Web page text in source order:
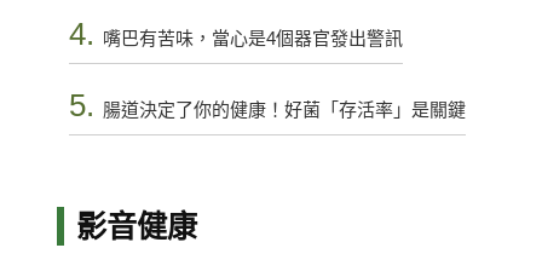
4. 嘴巴有苦味，當心是4個器官發出警訊
5. 腸道決定了你的健康！好菌「存活率」是關鍵
影音健康